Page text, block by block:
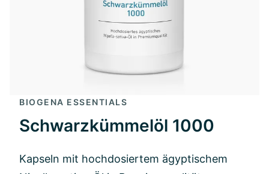
BIOGENA ESSENTIALS
Schwarzkümmelöl 1000
Kapseln mit hochdosiertem ägyptischem